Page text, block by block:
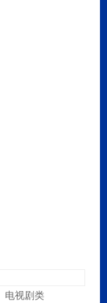
电视剧类